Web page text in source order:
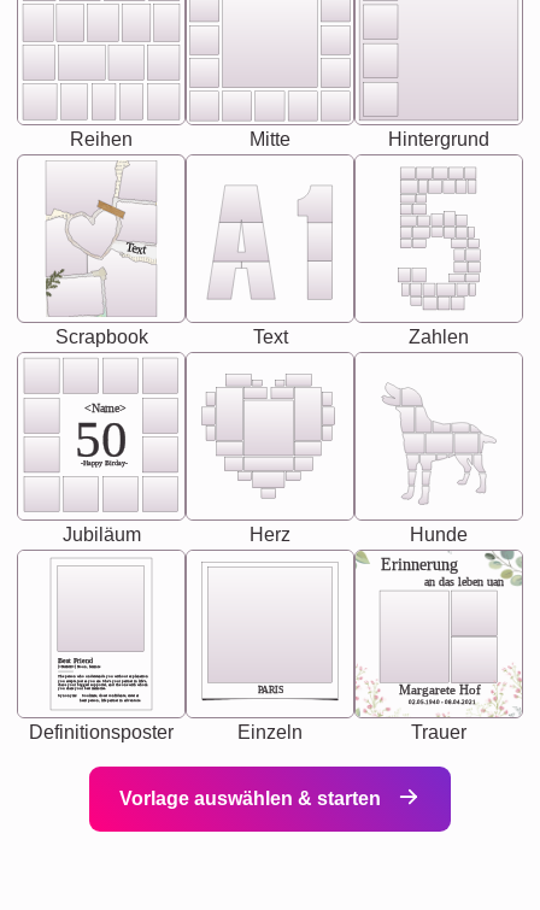
Reihen Mitte Hintergrund
Text
Scrapbook Text Zahlen
<Name>
50
-Happy Birday-
Jubiläum Herz Hunde
Best Friend
[<NAME>] Noun, feminie
Synonyms: Soulmate, closet confidante, sister at
heart person, life partner in adventure.
The person who understands you without explanation
you accepts just as you are. She's your partner in life's,
chaos your biggest supporter, and the one with whom
you share your best memories.
Definitionsposter
PARIS
Einzeln
Erinnerung
an das leben uan
Margarete Hof
02.05.1940 - 08.04.2021
Trauer
Vorlage auswählen & starten